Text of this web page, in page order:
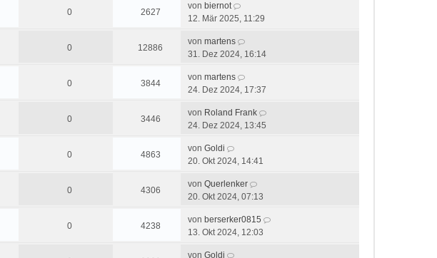
0 2627
von biernot
12. Mär 2025, 11:29
0 12886
von martens
31. Dez 2024, 16:14
0 3844
von martens
24. Dez 2024, 17:37
0 3446
von Roland Frank
24. Dez 2024, 13:45
0 4863
von Goldi
20. Okt 2024, 14:41
0 4306
von Querlenker
20. Okt 2024, 07:13
0 4238
von berserker0815
13. Okt 2024, 12:03
von Goldi